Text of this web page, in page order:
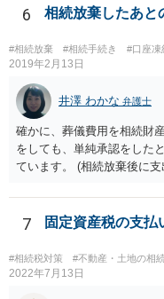
また、全員で相続しても、
こともできます。この場合
0万円分使えます。 父が亡
で相続する際は、4800万円
亡くなってから相続すると
るより非課税の枠が減少し
いうことになります。これ
んので、一度相談して想定
6 相続放棄したあと
#相続放棄 #相続手続き #口座凍
2019年2月13日
井澤 わかな 弁護士
確かに、葬儀費用を相続財
をしても、単純承認をした
ています。 (相続放棄後に
述の手続ということだと思
いということではなく、身
る程度の金額に留まると考
に葬儀費用を支出する経済
ば相続財産から支出しても
7 固定資産税の支払
#相続税対策 #不動産・土地の相
2022年7月13日